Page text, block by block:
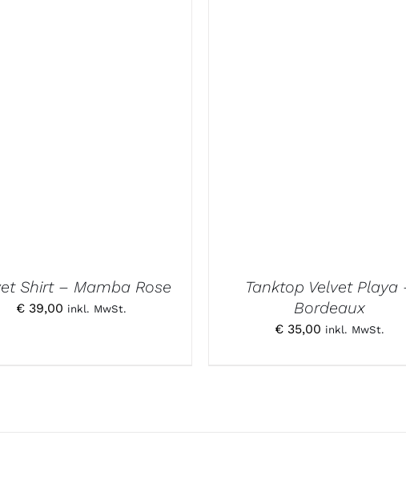
Shirt – Mamba Rose
€39,00 inkl. MwSt.
Tanktop Velvet Playa
Bordeaux
€35,00 inkl. MwSt.